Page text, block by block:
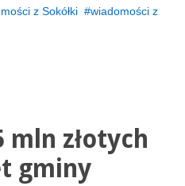
z Sokółki
wiadomości z
mln złotych
gminy